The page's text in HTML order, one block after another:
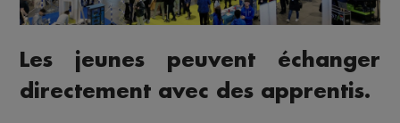
Les jeunes peuvent échanger
directement avec des apprentis.